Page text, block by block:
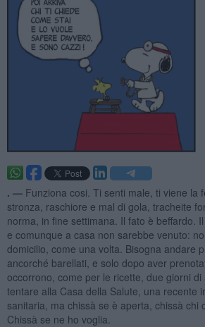
. — Funziona cosi. Ti senti male, ti viene la
stronza, raschiore e mal di gola, tracheite
norma, in fine settimana. Il fato è beffardo.
e comunque a casa non sarebbe venuto:
domicilio, come una volta. Bisogna andare
ancorché barellati, e solo dopo aver
occorrono, come per le ricette, due giorni
tentare alla Casa della Salute, una recente
sanitaria, ma chissà se è aperta, chissà chi
Chissà se ne ho voglia.